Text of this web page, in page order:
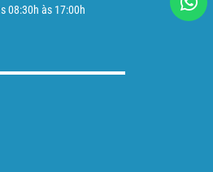
08:30h às 17:00h